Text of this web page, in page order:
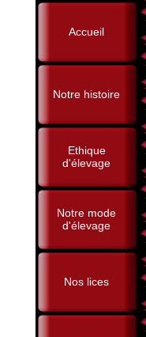
Accueil
Notre histoire
Ethique
d'élevage
Notre mode
d'élevage
Nos lices